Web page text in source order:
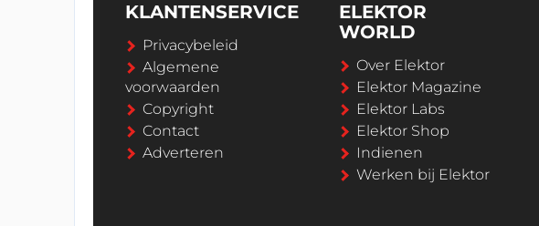
KLANTENSERVICE
Privacybeleid
Algemene
voorwaarden
Copyright
Contact
Adverteren
ELEKTOR
WORLD
Over Elektor
Elektor Magazine
Elektor Labs
Elektor Shop
Indienen
Werken bij Elektor